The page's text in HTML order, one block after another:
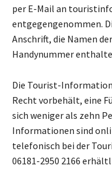
per E-Mail an
entgegengenommen.
Anschrift, die Namen
Handynummer
Die Tourist-Information
Recht vorbehält, eine
sich weniger als zehn
Informationen sind
telefonisch bei der
06181-2950 2166